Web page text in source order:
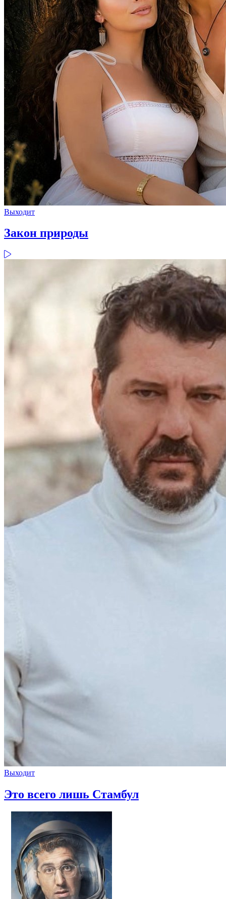
Выходит
Закон природы
Выходит
Это всего лишь Стамбул